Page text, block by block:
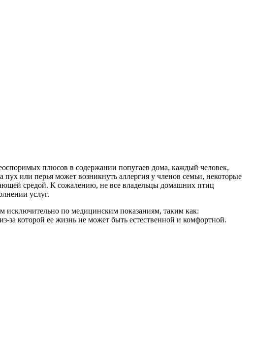
плюсов в содержании попугаев дома, каждый человек,
или перья может возникнуть аллергия у членов семьи, некоторые
средой. К сожалению, не все владельцы домашних птиц
услуг.
исключительно по медицинским показаниям, таким как:
за которой ее жизнь не может быть естественной и комфортной.